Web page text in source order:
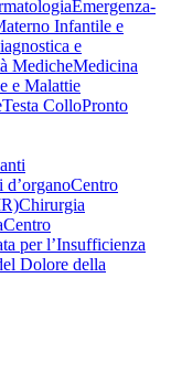
Emergenza-
Infantile e
e
MedicheMedicina
e Malattie
Testa ColloPronto
Centro
Chirurgia
Centro
per l’Insufficienza
Dolore della